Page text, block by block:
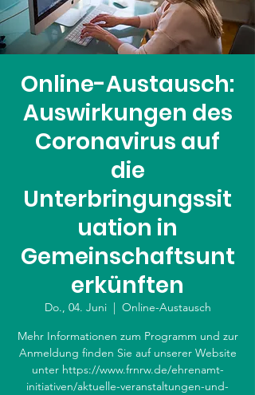
Online-Austausch:
Auswirkungen des
Coronavirus auf
die
Unterbringungssit
uation in
Gemeinschaftsunt
erkünften
Do., 04. Juni
  |
Online-Austausch
Mehr Informationen zum Programm und zur
Anmeldung finden Sie auf unserer Website
unter https://www.frnrw.de/ehrenamt-
initiativen/aktuelle-veranstaltungen-und-